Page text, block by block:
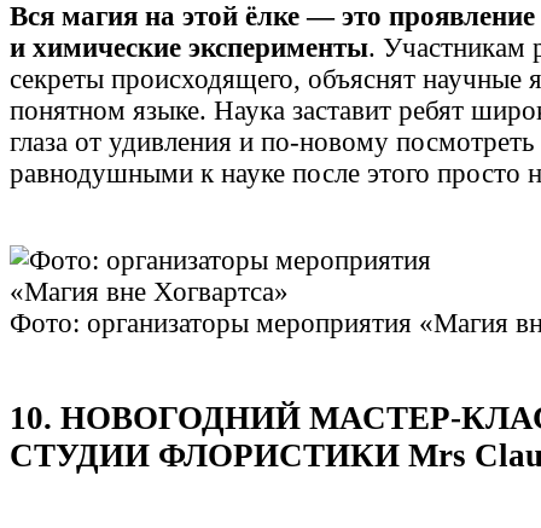
Вся магия на этой ёлке — это
и химические эксперименты. Участникам
секреты происходящего, объяснят научные
понятном языке. Наука заставит ребят
глаза от удивления и по-новому
равнодушными к науке после этого просто
Фото: организаторы мероприятия «Магия
10. НОВОГОДНИЙ МАСТЕР-
СТУДИИ ФЛОРИСТИКИ Mrs